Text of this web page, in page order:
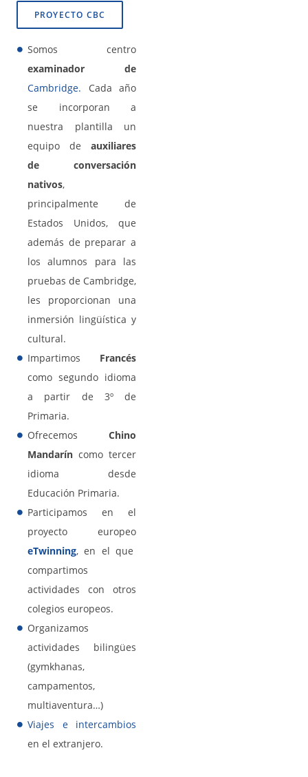
PROYECTO CBC
Somos centro
examinador de
Cambridge. Cada año
se incorporan a
nuestra plantilla un
equipo de auxiliares
de conversación
nativos,
principalmente de
Estados Unidos, que
además de preparar a
los alumnos para las
pruebas de Cambridge,
les proporcionan una
inmersión lingüística y
cultural.
Impartimos Francés
como segundo idioma
a partir de 3º de
Primaria.
Ofrecemos Chino
Mandarín como tercer
idioma desde
Educación Primaria.
Participamos en el
proyecto europeo
eTwinning, en el que
compartimos
actividades con otros
colegios europeos.
Organizamos
actividades bilingües
(gymkhanas,
campamentos,
multiaventura…)
Viajes e intercambios
en el extranjero.